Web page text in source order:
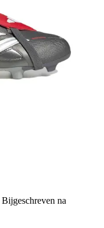
Bijgeschreven na